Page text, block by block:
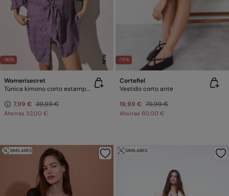
-80% NEW
Women'secret
Túnica kimono corto estampado manchas
7,99 € 39,99 €
Ahorras 32,00 €
-75%
Cortefiel
Vestido corto ante
19,99 € 79,99 €
Ahorras 60,00 €
SIMILARES SIMILARES